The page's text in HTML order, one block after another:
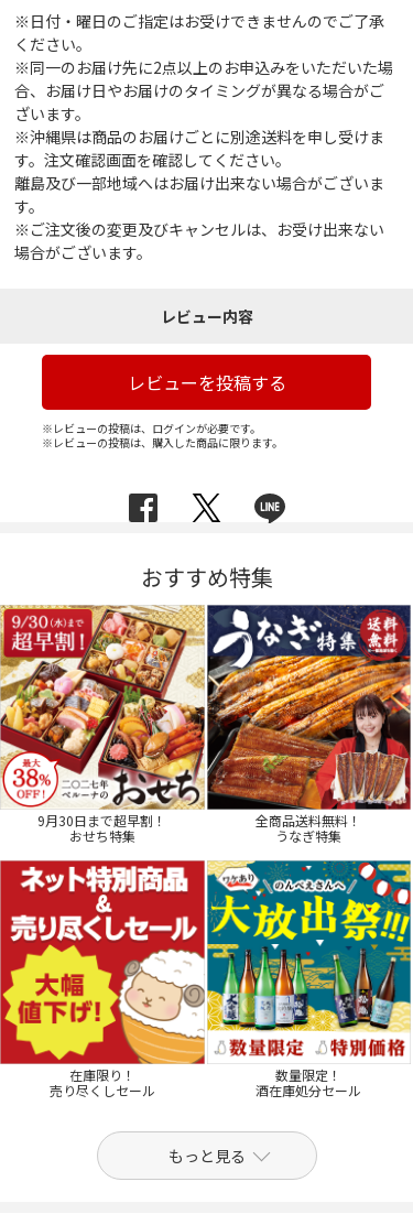
※日付・曜日のご指定はお受けできませんのでご了承
ください。
※同一のお届け先に2点以上のお申込みをいただいた場
合、お届け日やお届けのタイミングが異なる場合がご
ざいます。
※沖縄県は商品のお届けごとに別途送料を申し受けま
す。注文確認画面を確認してください。
離島及び一部地域へはお届け出来ない場合がございま
す。
※ご注文後の変更及びキャンセルは、お受け出来ない
場合がございます。
レビュー内容
レビューを投稿する
※レビューの投稿は、ログインが必要です。
※レビューの投稿は、購入した商品に限ります。
おすすめ特集
9月30日まで超早割！
おせち特集
全商品送料無料！
うなぎ特集
在庫限り！
売り尽くしセール
数量限定！
酒在庫処分セール
もっと見る